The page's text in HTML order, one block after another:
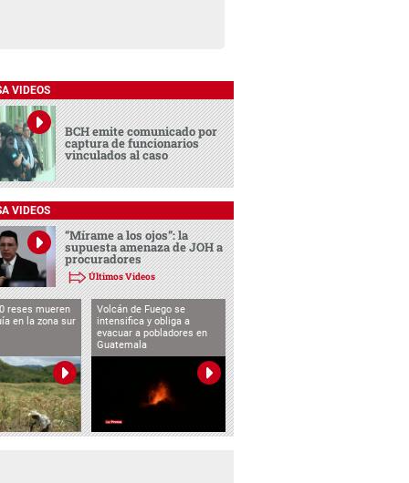
VIDEOS
BCH emite comunicado por
captura de funcionarios
vinculados al caso
VIDEOS
“Mírame a los ojos”: la
supuesta amenaza de JOH a
procuradores
Últimos Videos
reses mueren
en la zona sur
Volcán de Fuego se
intensifica y obliga a
evacuar a pobladores en
Guatemala